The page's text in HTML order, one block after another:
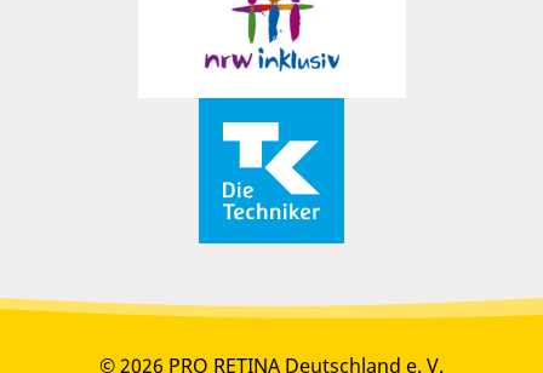
© 2026 PRO RETINA Deutschland e. V.